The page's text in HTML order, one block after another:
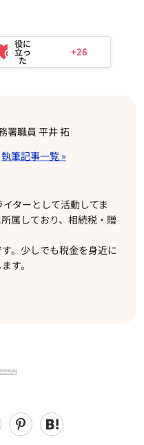
+26
署職員 平井 拓
ターとして活動してま
属しており、相続税・贈
。少しでも税金を身近に
す。